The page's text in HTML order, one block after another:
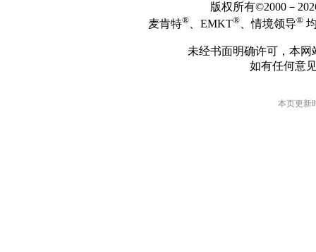
版权所有©2000－
麦肯特® 、EMKT® 、情境领导®
未经书面明确许可，本
如有任何意
本页更新